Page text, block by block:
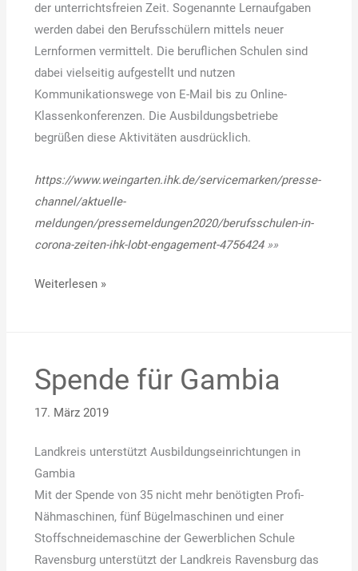
der unterrichtsfreien Zeit. Sogenannte Lernaufgaben
werden dabei den Berufsschülern mittels neuer
Lernformen vermittelt. Die beruflichen Schulen sind
dabei vielseitig aufgestellt und nutzen
Kommunikationswege von E-Mail bis zu Online-
Klassenkonferenzen. Die Ausbildungsbetriebe
begrüßen diese Aktivitäten ausdrücklich.
https://www.weingarten.ihk.de/servicemarken/presse-
channel/aktuelle-
meldungen/pressemeldungen2020/berufsschulen-in-
corona-zeiten-ihk-lobt-engagement-4756424»»
Weiterlesen »
Spende für Gambia
17. März 2019
Landkreis unterstützt Ausbildungseinrichtungen in
Gambia
Mit der Spende von 35 nicht mehr benötigten Profi-
Nähmaschinen, fünf Bügelmaschinen und einer
Stoffschneidemaschine der Gewerblichen Schule
Ravensburg unterstützt der Landkreis Ravensburg das
Spende
für
Gambia